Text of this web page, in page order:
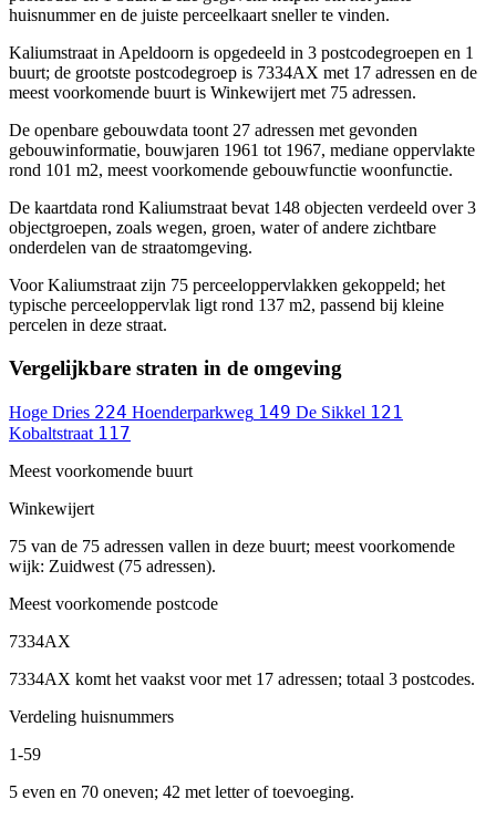
huisnummer en de juiste perceelkaart sneller te vinden.
Kaliumstraat in Apeldoorn is opgedeeld in 3 postcodegroepen en 1
buurt; de grootste postcodegroep is 7334AX met 17 adressen en de
meest voorkomende buurt is Winkewijert met 75 adressen.
De openbare gebouwdata toont 27 adressen met gevonden
gebouwinformatie, bouwjaren 1961 tot 1967, mediane oppervlakte
rond 101 m2, meest voorkomende gebouwfunctie woonfunctie.
De kaartdata rond Kaliumstraat bevat 148 objecten verdeeld over 3
objectgroepen, zoals wegen, groen, water of andere zichtbare
onderdelen van de straatomgeving.
Voor Kaliumstraat zijn 75 perceeloppervlakken gekoppeld; het
typische perceeloppervlak ligt rond 137 m2, passend bij kleine
percelen in deze straat.
Vergelijkbare straten in de omgeving
Hoge Dries 224 Hoenderparkweg 149 De Sikkel 121
Kobaltstraat 117
Meest voorkomende buurt
Winkewijert
75 van de 75 adressen vallen in deze buurt; meest voorkomende
wijk: Zuidwest (75 adressen).
Meest voorkomende postcode
7334AX
7334AX komt het vaakst voor met 17 adressen; totaal 3 postcodes.
Verdeling huisnummers
1-59
5 even en 70 oneven; 42 met letter of toevoeging.